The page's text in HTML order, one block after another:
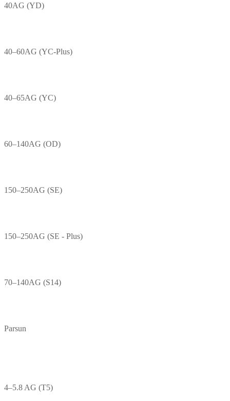
40AG (YD)
40–60AG (YC-Plus)
40–65AG (YC)
60–140AG (OD)
150–250AG (SE)
150–250AG (SE - Plus)
70–140AG (S14)
Parsun
4–5.8 AG (T5)